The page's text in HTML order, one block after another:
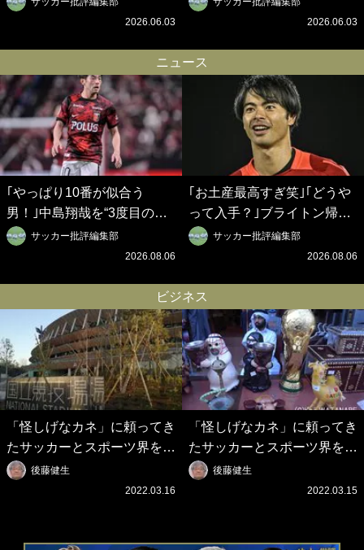
ベルギークラブ、次なる野望
ロイデン立石敬之CEOの世
界戦略】(2)
2026.06.03
挙を成し遂げられたのか？
之CEOの世界戦略】(1)
2026.06.03
ニュース
｢やっぱり10番が似合う
男！｣中島翔哉を“3度目の獲
得”ポルティモネンセが歓迎
アニメーションで背番号10
せだね〜｣｢爽やかイケメン｣
サッカー批評編集部
2026.08.06
｢お土産最高すぎ笑｣｢どうや
って入手？｣ブライトン帰還
の三笘薫、同僚に“ポケカ”を
プレゼント！｢薫の笑顔見れ
ル可愛すぎ｣
サッカー批評編集部
2026.08.06
ビジネス
「怪しげなカネ」に頼ってき
たサッカーとスポーツ界を待
つ未来(4)スポーツを「持続
可能」にする「真の投資」の
後藤健生
2022.03.16
「怪しげなカネ」に頼ってき
たサッカーとスポーツ界を待
つ未来(3)「ロシアン・マネ
ー」に続く中東の「オイルマ
後藤健生
2022.03.15